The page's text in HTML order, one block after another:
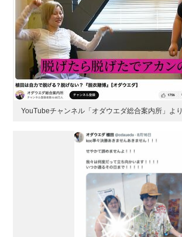
YouTubeチャンネル「オダウエダ総合案内所」より